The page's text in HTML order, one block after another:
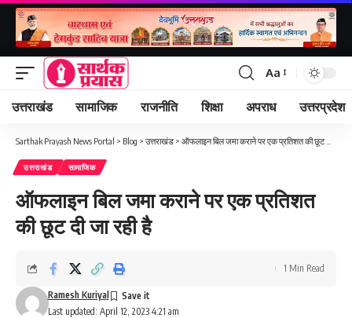
Font
Resizer
Aa
उत्तराखंड सामाजिक राजनीति शिक्षा अपराध उत्तरप्रदेश
Sarthak Prayash News Portal > Blog > उत्तराखंड > ऑफलाइन बिल जमा कराने पर एक प्रतिशत की छूट दी जा रही है
उत्तराखंड सामाजिक
ऑफलाइन बिल जमा कराने पर एक प्रतिशत
की छूट दी जा रही है
Last updated: April 12, 2023 4:21 am
Ramesh Kuriyal
1 Min Read